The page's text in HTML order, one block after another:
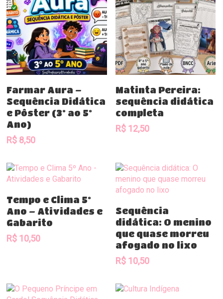
Comprar
Farmar Aura –
Sequência Didática
e Pôster (3º ao 5º
Ano)
R$ 8,50
Comprar
Matinta Pereira:
sequência didática
completa
R$12,50
Comprar
Tempo e Clima 5º
Ano – Atividades e
Gabarito
R$ 10,50
Comprar
Sequência
didática: O menino
que quase morreu
afogado no lixo
R$10,50